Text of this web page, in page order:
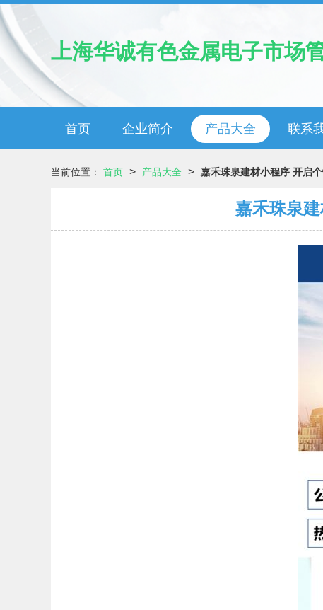
上海华诚有色金属电子市场
首页 企业简介 产品大全 联系
当前位置： 首页 > 产品大全 > 嘉禾珠泉建材小程序 开启
嘉禾珠泉